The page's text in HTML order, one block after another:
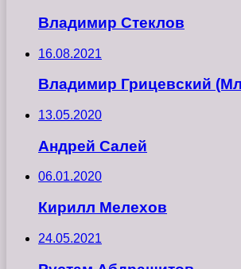
Владимир Стеклов
16.08.2021
Владимир Грицевский
13.05.2020
Андрей Салей
06.01.2020
Кирилл Мелехов
24.05.2021